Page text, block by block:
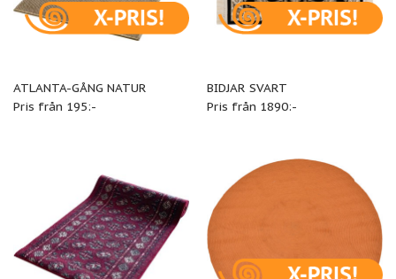
ATLANTA-GÅNG NATUR
Pris från 195:-
BIDJAR SVART
Pris från 1890:-